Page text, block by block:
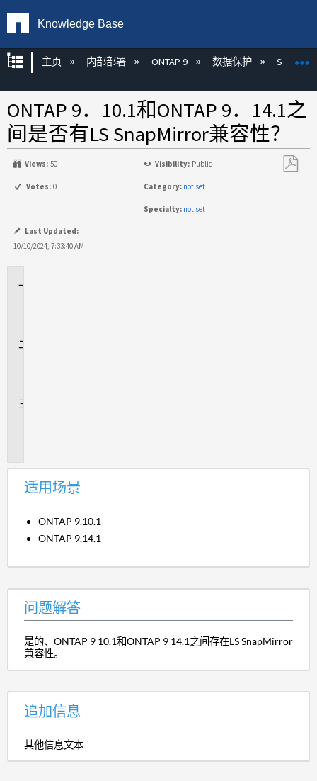
Knowledge Base
扩展/隐缩全局层次
主页 内部部署 ONTAP 9 数据保护
ONTAP 9．10.1和ONTAP 9．14.1之
间是否有LS SnapMirror兼容性？
Views: 50 Visibility: Public
Votes: 0 Category: not set
Specialty: not set
Last Updated:
10/10/2024, 7:33:40 AM
适用场景
ONTAP 9.10.1
ONTAP 9.14.1
问题解答
是的、ONTAP 9 10.1和ONTAP 9 14.1之间存在LS SnapMirror
兼容性。
追加信息
其他信息文本